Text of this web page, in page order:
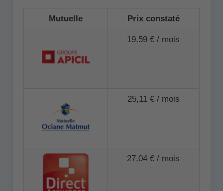
Mutuelle Prix constaté
19,59 € / mois
25,11 € / mois
27,04 € / mois